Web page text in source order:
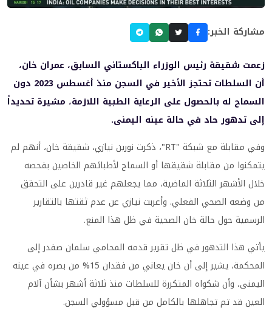
مشاركة الخبر:
زعمت شقيقة رئيس الوزراء الباكستاني السابق، عمران خان،
أن السلطات تحتجز الأخير في السجن منذ أغسطس 2023 دون
السماح له بالحصول على الرعاية الطبية اللازمة، مشيرة تحديداً
إلى تدهور حاد في حالة عينه اليمنى.
وفي مقابلة مع شبكة "RT"، ذكرت نورين نيازي، شقيقة خان، أنهم لم
يتمكنوا من مقابلة شقيقها أو السماح لأطبائهم الخاصين بفحصه
خلال الأشهر الثلاثة الماضية، مما يجعلهم غير قادرين على التحقق
من وضعه الصحي الفعلي. وأعربت نيازي عن عدم ثقتها بالتقارير
الرسمية حول حالة خان الصحية في ظل هذا المنع.
يأتي هذا التدهور في ظل تقرير قدمه المحامي سلمان صفدر إلى
المحكمة، يشير إلى أن خان يعاني من فقدان 15% من بصره في عينه
اليمنى، وأن شكواه المتكررة للسلطات منذ ثلاثة أشهر بشأن آلام
العين قد تم تجاهلها بالكامل من قبل مسؤولي السجن.